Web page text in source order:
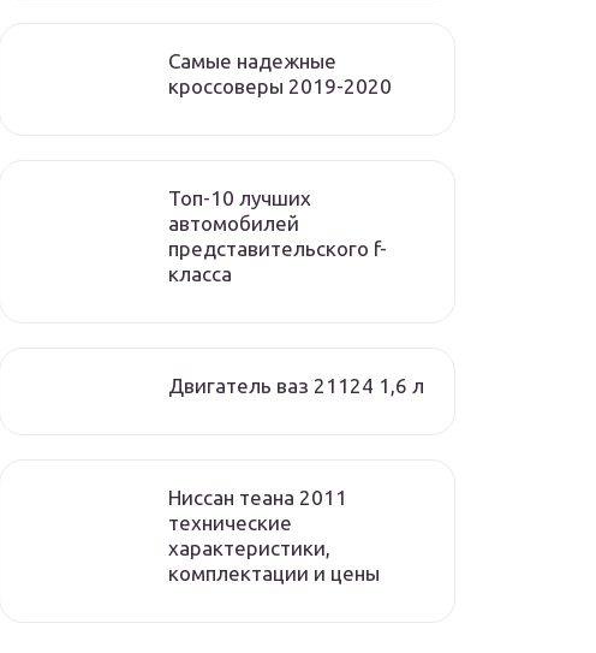
Самые надежные
кроссоверы 2019-2020
Топ-10 лучших
автомобилей
представительского f-
класса
Двигатель ваз 21124 1,6 л
Ниссан теана 2011
технические
характеристики,
комплектации и цены